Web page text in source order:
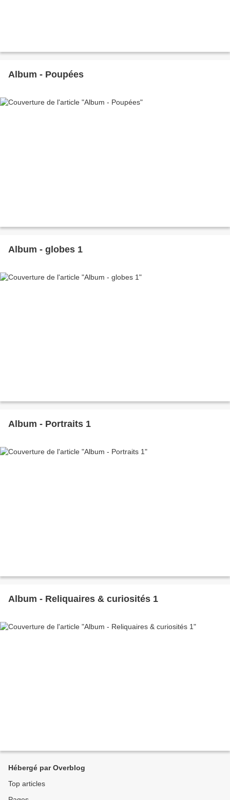
Album - Poupées
Album - globes 1
Album - Portraits 1
Album - Reliquaires & curiosités 1
Hébergé par Overblog
Top articles